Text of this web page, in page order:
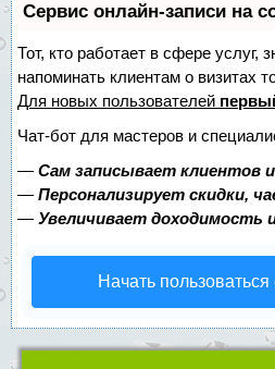
Сервис онлайн-записи на
Тот, кто работает в сфере услуг,
напоминать клиентам о
Для новых пользователей
Чат-бот для мастеров и
— Сам записывает клиентов
— Персонализирует скидки,
— Увеличивает доходимость
Начать